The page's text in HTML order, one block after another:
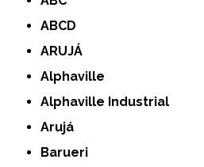
ABCD
ARUJÁ
Alphaville
Alphaville Industrial
Arujá
Barueri